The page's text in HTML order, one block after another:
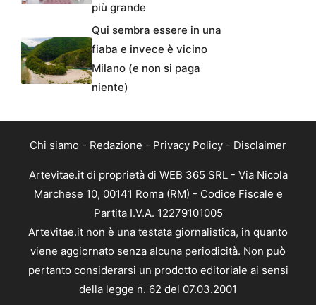
più grande
Qui sembra essere in una
fiaba e invece è vicino
Milano (e non si paga
niente)
Chi siamo - Redazione - Privacy Policy - Disclaimer
Artevitae.it di proprietà di WEB 365 SRL - Via Nicola
Marchese 10, 00141 Roma (RM) - Codice Fiscale e
Partita I.V.A. 12279101005
Artevitae.it non è una testata giornalistica, in quanto
viene aggiornato senza alcuna periodicità. Non può
pertanto considerarsi un prodotto editoriale ai sensi
della legge n. 62 del 07.03.2001